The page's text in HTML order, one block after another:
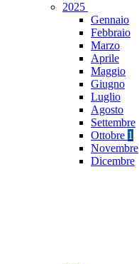
2025
Gennaio
Febbraio
Marzo
Aprile
Maggio
Giugno
Luglio
Agosto
Settembre
Ottobre 1
Novembre
Dicembre